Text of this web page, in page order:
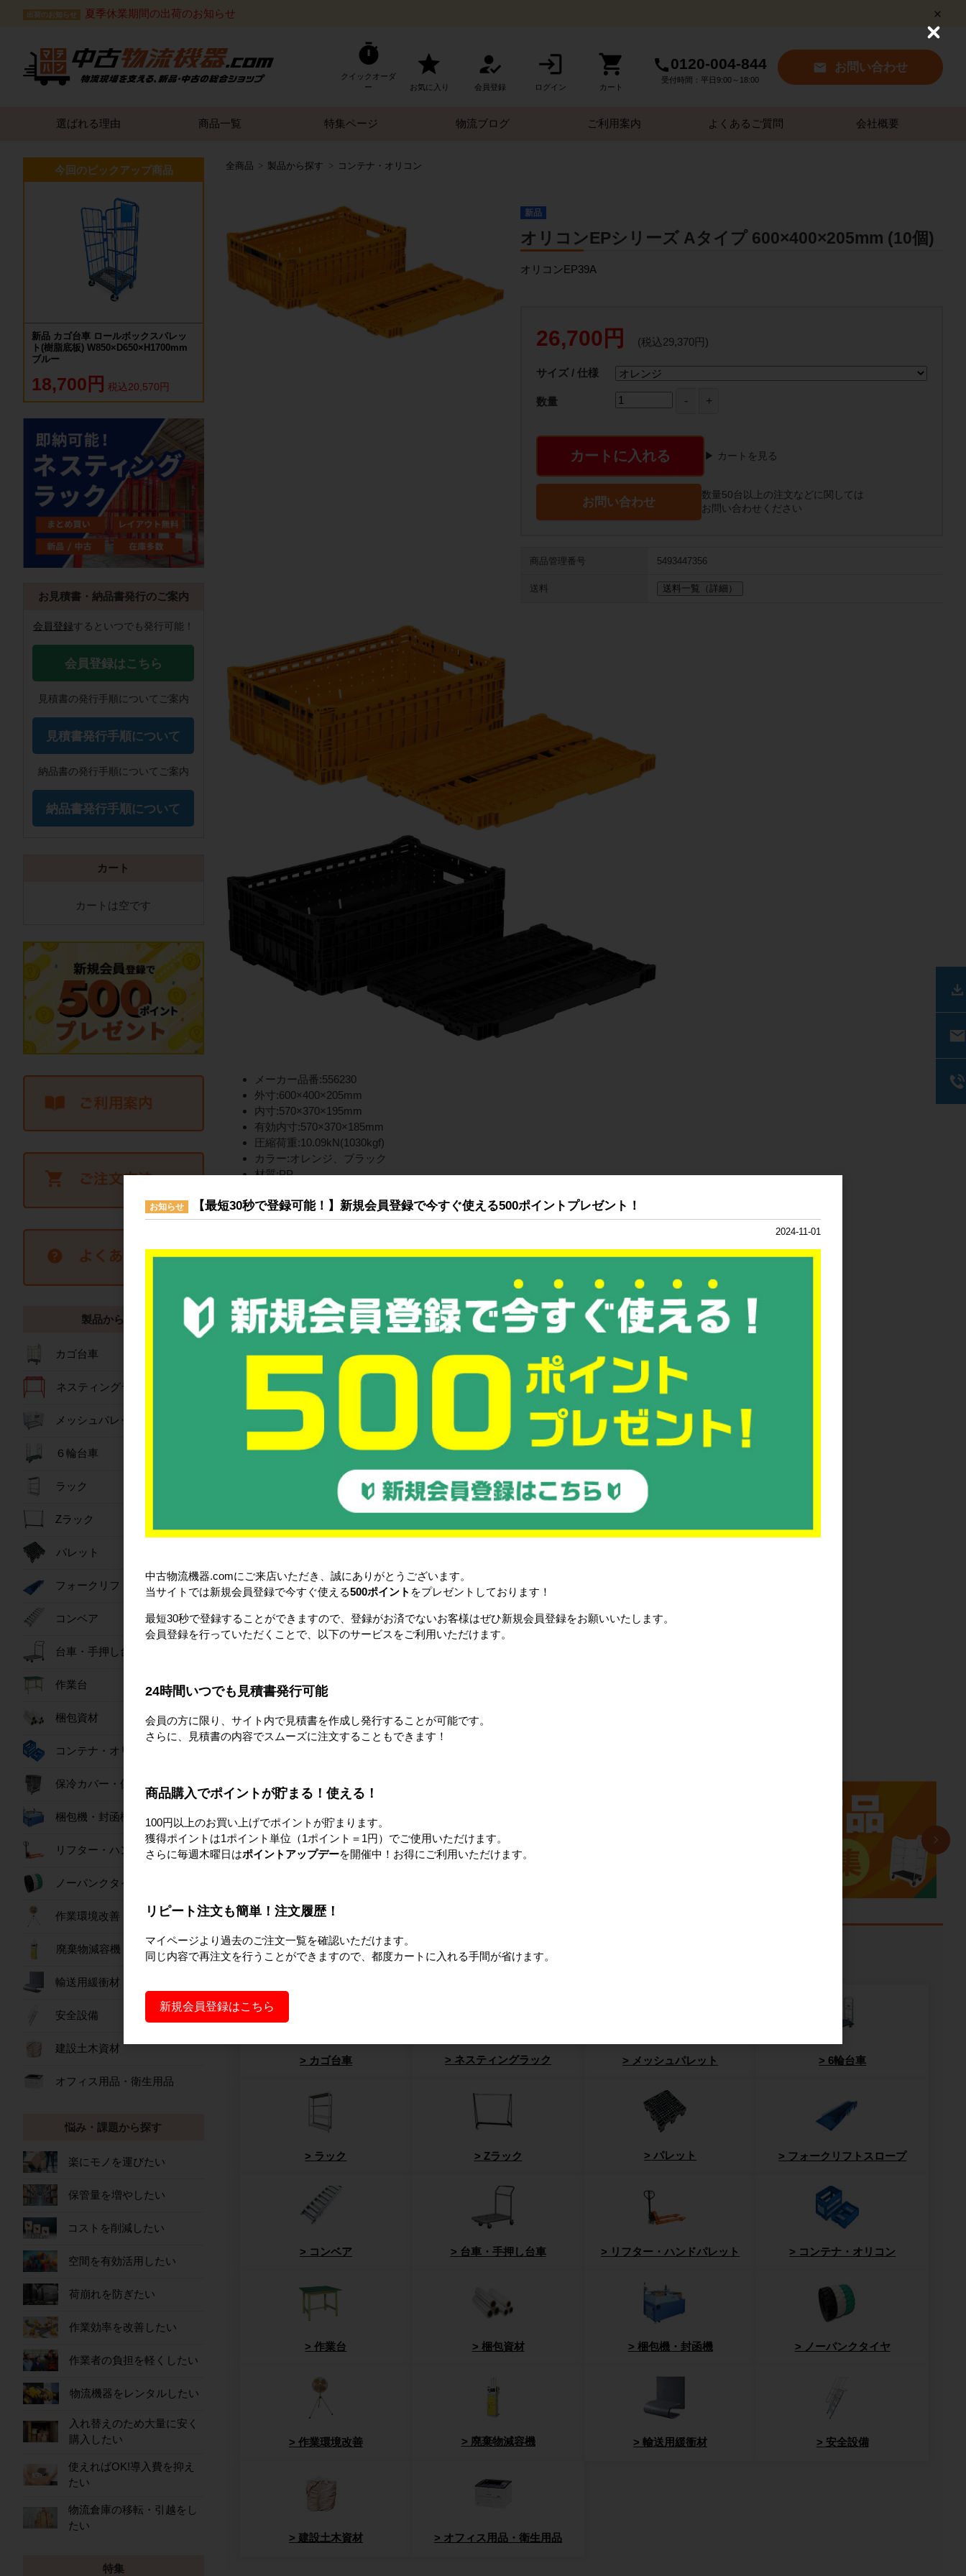
出荷のお知らせ 夏季休業期間の出荷のお知らせ
クイックオーダ
ー
お気に入り 会員登録 ログイン カート
0120-004-844
受付時間：平日9:00～18:00
お問い合わせ
選ばれる理由 商品一覧 特集ページ 物流ブログ ご利用案内 よくあるご質問 会社概要
全商品 製品から探す コンテナ・オリコン
新品
オリコンEPシリーズ Aタイプ 600×400×205mm (10個)
オリコンEP39A
26,700円 (税込29,370円)
サイズ / 仕様
数量
カートに入れる ▶ カートを見る
お問い合わせ
数量50台以上の注文などに関しては
お問い合わせください
商品管理番号 5493447356
送料 送料一覧（詳細）
メーカー品番:556230
外寸:600×400×205mm
内寸:570×370×195mm
有効内寸:570×370×185mm
圧縮荷重:10.09kN(1030kgf)
カラー:オレンジ、ブラック
材質:PP
内容量:39L
底面形状:網目その他
仕様:オールプラスチック製、FOLDINGコンテナー(オリコン)
オリコンEP29A-B
ディスプレイオリコン6416
オリコンEP33AB-B
備考:嵌合は全て折りたたみ時は不可
おすすめ商品
【隔週セール】パワフル冷風
扇 80L
パワフル冷風扇 150L
COOL FAN SPOT mini ひえっ
ぴ～™
製品から探す
カゴ台車 ネスティングラック メッシュパレット 6輪台車
ラック Zラック パレット フォークリフトスロープ
コンベア 台車・手押し台車 リフター・ハンドパレット コンテナ・オリコン
作業台 梱包資材 梱包機・封函機 ノーパンクタイヤ
作業環境改善 廃棄物減容機 輸送用緩衝材 安全設備
建設土木資材 オフィス用品・衛生用品
今回のピックアップ商品
新品 カゴ台車 ロールボックスパレッ
ト(樹脂底板) W850×D650×H1700mm
ブルー
18,700円 税込20,570円
お見積書・納品書発行のご案内
会員登録するといつでも発行可能！
会員登録はこちら
見積書の発行手順についてご案内
見積書発行手順について
納品書の発行手順についてご案内
納品書発行手順について
カート
カートは空です
製品から探す
カゴ台車
ネスティングラック
メッシュパレット
６輪台車
ラック
Zラック
パレット
フォークリフトスロープ
コンベア
台車・手押し台車
作業台
梱包資材
コンテナ・オリコン
保冷カバー・保冷ボックス
梱包機・封函機
リフター・ハンドパレット
ノーパンクタイヤ
作業環境改善
廃棄物減容機
輸送用緩衝材
安全設備
建設土木資材
オフィス用品・衛生用品
悩み・課題から探す
楽にモノを運びたい
保管量を増やしたい
コストを削減したい
空間を有効活用したい
荷崩れを防ぎたい
作業効率を改善したい
作業者の負担を軽くしたい
物流機器をレンタルしたい
入れ替えのため大量に安く
購入したい
使えればOK!導入費を抑え
たい
物流倉庫の移転・引越をし
たい
特集
お知らせ 【最短30秒で登録可能！】新規会員登録で今すぐ使える500ポイントプレゼント！
2024-11-01
中古物流機器.comにご来店いただき、誠にありがとうございます。
当サイトでは新規会員登録で今すぐ使える500ポイント をプレゼントしております！
最短30秒で登録することができますので、登録がお済でないお客様はぜひ新規会員登録をお願いいたします。
会員登録を行っていただくことで、以下のサービスをご利用いただけます。
24時間いつでも見積書発行可能
会員の方に限り、サイト内で見積書を作成し発行することが可能です。
さらに、見積書の内容でスムーズに注文することもできます！
商品購入でポイントが貯まる！使える！
100円以上のお買い上げでポイントが貯まります。
獲得ポイントは1ポイント単位（1ポイント＝1円）でご使用いただけます。
さらに毎週木曜日はポイントアップデーを開催中！お得にご利用いただけます。
リピート注文も簡単！注文履歴！
マイページより過去のご注文一覧を確認いただけます。
同じ内容で再注文を行うことができますので、都度カートに入れる手間が省けます。
新規会員登録はこちら
C
l